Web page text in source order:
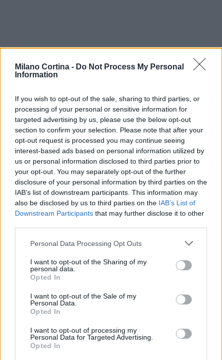
Milano Cortina - Do Not Process My Personal
Information
If you wish to opt-out of the sale, sharing to third parties, or
processing of your personal or sensitive information for
targeted advertising by us, please use the below opt-out
section to confirm your selection. Please note that after your
opt-out request is processed you may continue seeing
interest-based ads based on personal information utilized by
us or personal information disclosed to third parties prior to
your opt-out. You may separately opt-out of the further
disclosure of your personal information by third parties on the
IAB’s list of downstream participants. This information may
also be disclosed by us to third parties on the IAB’s List of
Downstream Participants that may further disclose it to other
Please note that this website/app uses one or more Google
not limited to your visit or usage behaviour. You may click to
grant or deny consent to Google and its third-party tags to
use your data for below specified purposes in below Google
consent section.
Personal Data Processing Opt Outs
I want to opt-out of the Sharing of my
personal data.
Opted In
I want to opt-out of the Sale of my
Personal Data.
Opted In
I want to opt-out of processing my
Personal Data for Targeted Advertising.
Opted In
Continua a leggere
SCI DI FONDO
BlinkFestivalen 2026: i campioni dello sci di fondo e
biathlon in gara dal 5 al 8 agosto
Marco Tessari · 4 Ago 2026